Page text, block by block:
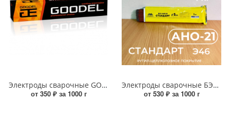
Электроды сварочные GOODEL АНО-21 4х450 (1,0 кг)
от 350 ₽ за 1000 г
Электроды сварочные БЭЗ АНО 21 СТАНДАРТ 2мм (1кг)
от 530 ₽ за 1000 г